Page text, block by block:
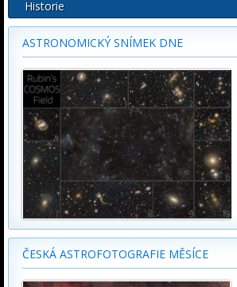
Historie
ASTRONOMICKÝ SNÍMEK DNE
ČESKÁ ASTROFOTOGRAFIE MĚSÍCE